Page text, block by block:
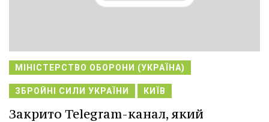
МІНІСТЕРСТВО ОБОРОНИ (УКРАЇНА)
ЗБРОЙНІ СИЛИ УКРАЇНИ КИЇВ
Закрито Telegram-канал, який